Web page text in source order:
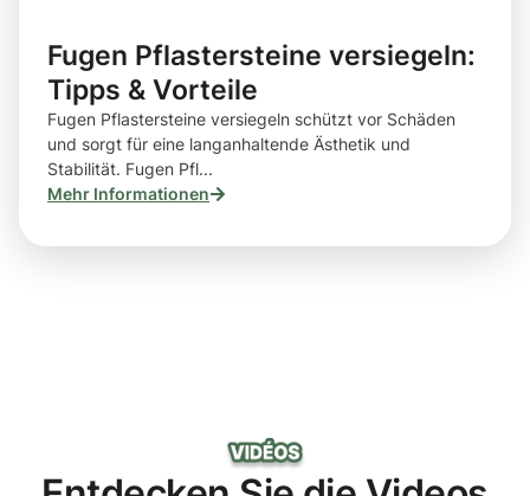
Fugen Pflastersteine versiegeln:
Tipps & Vorteile
Fugen Pflastersteine versiegeln schützt vor Schäden
und sorgt für eine langanhaltende Ästhetik und
Stabilität. Fugen Pfl...
Mehr Informationen